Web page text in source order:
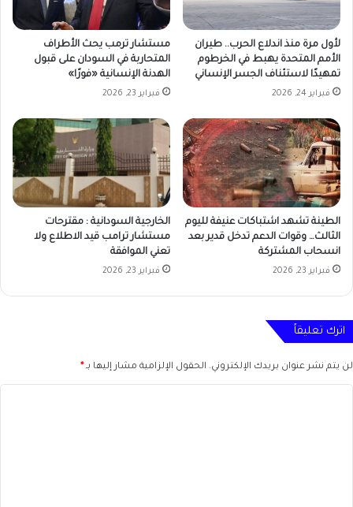
لأول مرة منذ اندلاع الحرب.. طيران
الأمم المتحدة يهبط في الخرطوم
تمهيدًا لاستئناف الجسر الإنساني
فبراير 24, 2026
مستشار ترمب يحث الأطراف
المتحاربة في السودان على قبول
الهدنة الإنسانية «فورًا»
فبراير 23, 2026
الطينة تشهد اشتباكات عنيفة لليوم
الثالث… وقوات الدعم تدخل قدير بعد
انسحاب المشتركة
فبراير 23, 2026
الخارجية السودانية : مقترحات
مستشار ترامب قيد الاطلاع ولا
تعني الموافقة
فبراير 23, 2026
اترك تعليقاً
لن يتم نشر عنوان بريدك الإلكتروني. الحقول الإلزامية مشار إليها بـ *